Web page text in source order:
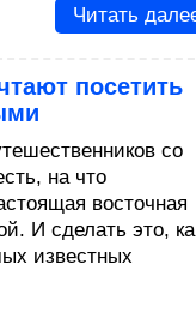
Читать
посетить
со
на что
восточная
И сделать это,
известных